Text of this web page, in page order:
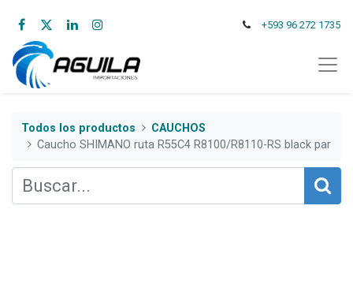
+593 96 272 1735
Todos los productos
CAUCHOS
Caucho SHIMANO ruta R55C4 R8100/R8110-RS black par